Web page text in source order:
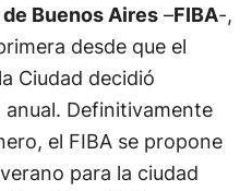
Buenos Aires–FIBA-,
desde que el
Ciudad decidió
Definitivamente
el FIBA se propone
para la ciudad